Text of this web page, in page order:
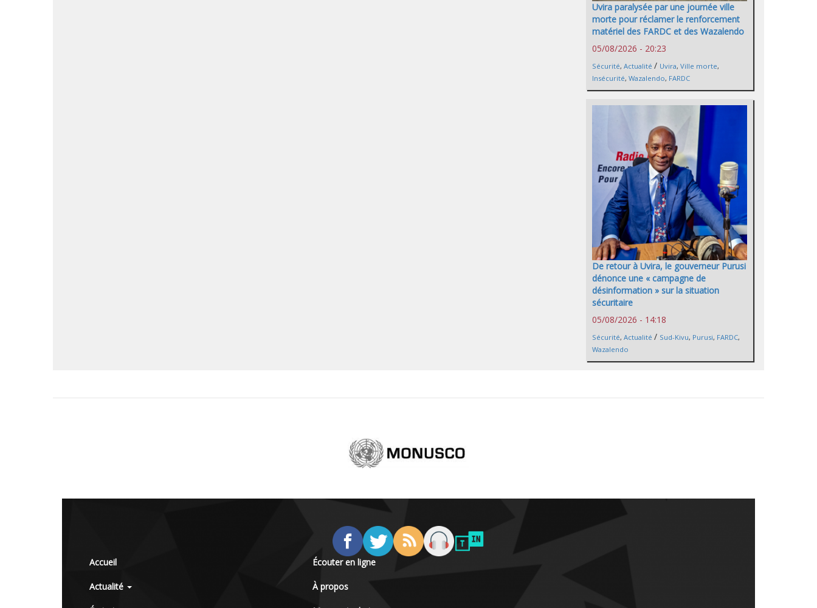
Uvira paralysée par une journée ville
morte pour réclamer le renforcement
matériel des FARDC et des Wazalendo
05/08/2026 - 20:23
Sécurité, Actualité / Uvira, Ville morte,
Insécurité, Wazalendo, FARDC
De retour à Uvira, le gouverneur Purusi
dénonce une « campagne de
désinformation » sur la situation
sécuritaire
05/08/2026 - 14:18
Sécurité, Actualité / Sud-Kivu, Purusi, FARDC,
Wazalendo
Accueil
Actualité
Écouter en ligne
À propos